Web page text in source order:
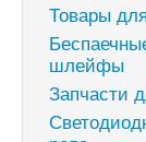
Товары
шлейфы
Запчасти